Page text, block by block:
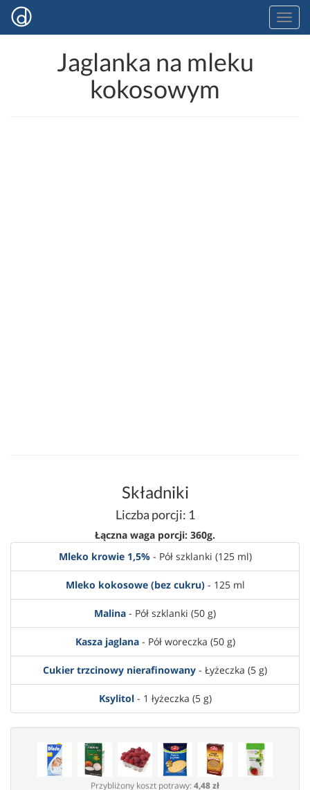
Jaglanka na mleku
kokosowym
Składniki
Liczba porcji: 1
Łączna waga porcji: 360g.
Mleko krowie 1,5%- Pół szklanki (125 ml)
Mleko kokosowe (bez cukru)- 125 ml
Malina - Pół szklanki (50 g)
Kasza jaglana- Pół woreczka (50 g)
Cukier trzcinowy nierafinowany - Łyżeczka (5 g)
Ksylitol- 1 łyżeczka (5 g)
Przybliżony koszt potrawy:4,48 zł